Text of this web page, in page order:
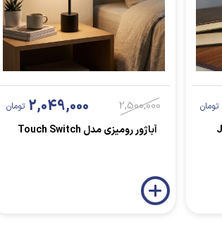
تومان 2,500,000
2,049,000 تومان
آباژور رومیزی مدل Touch Switch